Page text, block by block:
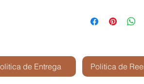
de Entrega Politica de